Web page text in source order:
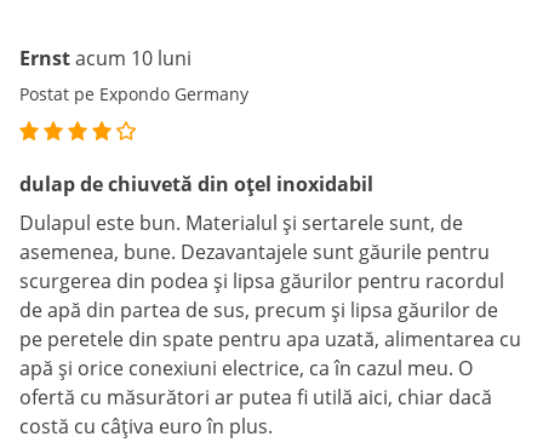
Ernstacum 10 luni
Postat pe Expondo Germany
dulap de chiuvetă din oțel inoxidabil
Dulapul este bun. Materialul și sertarele sunt, de
asemenea, bune. Dezavantajele sunt găurile pentru
scurgerea din podea și lipsa găurilor pentru racordul
de apă din partea de sus, precum și lipsa găurilor de
pe peretele din spate pentru apa uzată, alimentarea cu
apă și orice conexiuni electrice, ca în cazul meu. O
ofertă cu măsurători ar putea fi utilă aici, chiar dacă
costă cu câțiva euro în plus.